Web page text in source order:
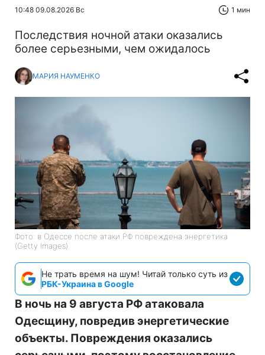
10:48 09.08.2026 Вс 1 мин
Последствия ночной атаки оказались
более серьезными, чем ожидалось
МАРИЯ НАУМЕНКО
Фото: в Одессе после атаки РФ повреждена энергетика
(Getty Images)
Не трать время на шум! Читай только суть из
РБК-Украина в Google
В ночь на 9 августа РФ атаковала
Одесщину, повредив энергетические
объекты. Повреждения оказались